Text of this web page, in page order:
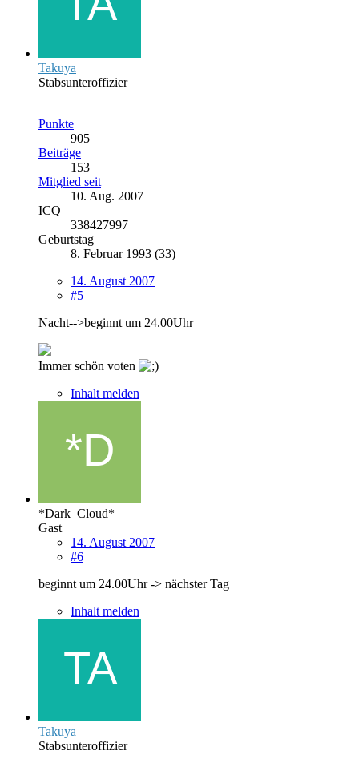
Takuya
Stabsunteroffizier
Punkte
905
Beiträge
153
Mitglied seit
10. Aug. 2007
ICQ
338427997
Geburtstag
8. Februar 1993 (33)
14. August 2007
#5
Nacht-->beginnt um 24.00Uhr
Immer schön voten
Inhalt melden
*Dark_Cloud*
Gast
14. August 2007
#6
beginnt um 24.00Uhr -> nächster Tag
Inhalt melden
Takuya
Stabsunteroffizier